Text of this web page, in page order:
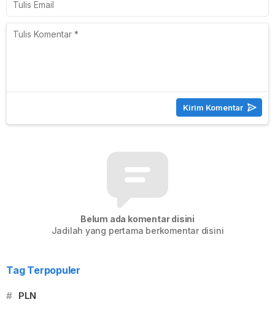
Belum ada komentar disini
Jadilah yang pertama berkomentar disini
Tag Terpopuler
# PLN